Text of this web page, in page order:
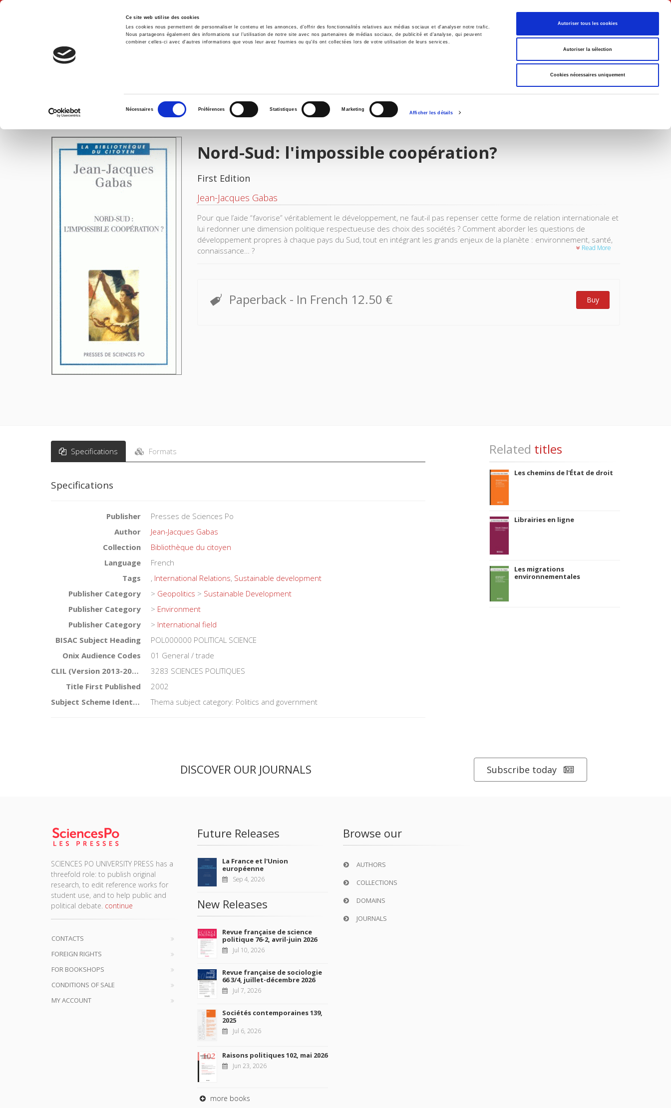
Ce site web utilise des cookies
Les cookies nous permettent de personnaliser le contenu et les annonces, d'offrir des fonctionnalités relatives aux médias sociaux et d'analyser notre trafic.
Nous partageons également des informations sur l'utilisation de notre site avec nos partenaires de médias sociaux, de publicité et d'analyse, qui peuvent
combiner celles-ci avec d'autres informations que vous leur avez fournies ou qu'ils ont collectées lors de votre utilisation de leurs services.
consentement
Nécessaires Préférences Statistiques Marketing
Afficher les détails
Autoriser tous les cookies
Autoriser la sélection
Cookies nécessaires uniquement
English
Home Environment History International Politics
IMAGES
Nord-Sud: l'impossible coopération?
First Edition
Jean-Jacques Gabas
Pour que l’aide “favorise” véritablement le développement, ne faut-il pas repenser cette forme de relation internationale et
lui redonner une dimension politique respectueuse des choix des sociétés ? Comment aborder les questions de
développement propres à chaque pays du Sud, tout en intégrant les grands enjeux de la planète : environnement, santé,
connaissance… ?
Read More
Paperback - In French 12.50 € Buy
Specifications Formats
Specifications
Publisher
Presses de Sciences Po
Author
Jean-Jacques Gabas
Collection
Bibliothèque du citoyen
Language
French
Tags
, International Relations, Sustainable development
Publisher Category
> Geopolitics > Sustainable Development
Publisher Category
> Environment
Publisher Category
> International field
BISAC Subject Heading
POL000000 POLITICAL SCIENCE
Onix Audience Codes
01 General / trade
CLIL (Version 2013-2019)
3283 SCIENCES POLITIQUES
Title First Published
2002
Subject Scheme Identifier Code
Thema subject category: Politics and government
Related titles
Les chemins de l'État de droit
Librairies en ligne
Les migrations
environnementales
DISCOVER OUR JOURNALS Subscribe today
SCIENCES PO UNIVERSITY PRESS has a
threefold role: to publish original
research, to edit reference works for
student use, and to help public and
political debate. continue
CONTACTS
FOREIGN RIGHTS
FOR BOOKSHOPS
CONDITIONS OF SALE
MY ACCOUNT
Future Releases
La France et l'Union
européenne
Sep 4, 2026
New Releases
Revue française de science
politique 76-2, avril-juin 2026
Jul 10, 2026
Revue française de sociologie
66 3/4, juillet-décembre 2026
Jul 7, 2026
Sociétés contemporaines 139,
2025
Jul 6, 2026
Raisons politiques 102, mai 2026
Jun 23, 2026
more books
Browse our
AUTHORS
COLLECTIONS
DOMAINS
JOURNALS